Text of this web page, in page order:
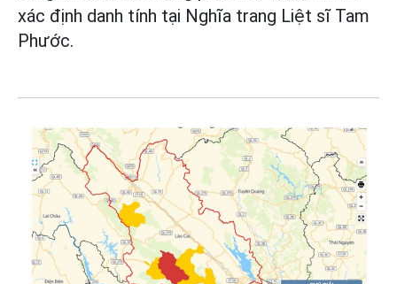
xác định danh tính tại Nghĩa trang Liệt sĩ Tam
Phước.